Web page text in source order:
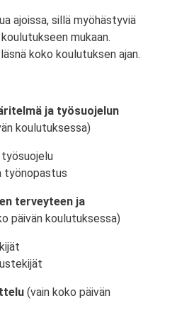
ajoissa, sillä myöhästyviä
mukaan.
koko koulutuksen ajan.
ja työsuojelun
koulutuksessa)
työnopastus
terveyteen ja
päivän koulutuksessa)
(vain koko päivän